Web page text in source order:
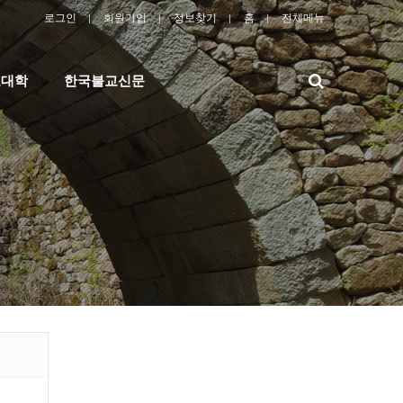
로그인 회원가입 정보찾기 홈 전체메뉴
학 한국불교신문
검
색